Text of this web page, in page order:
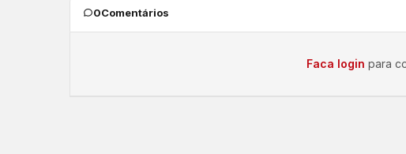
0Comentários
Faca login para